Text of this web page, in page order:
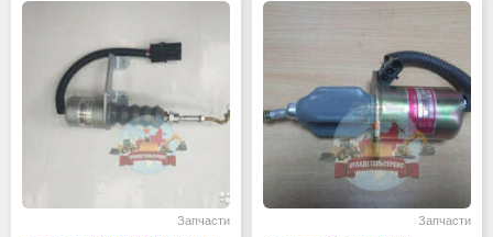
Запчасти Запчасти